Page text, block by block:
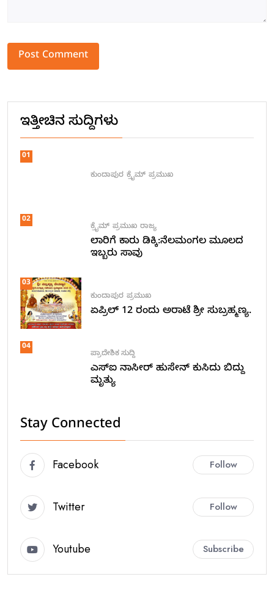
ಇತ್ತೀಚಿನ ಸುದ್ದಿಗಳು
01
ಕುಂದಾಪುರ ಕ್ರೈಮ್ ಪ್ರಮುಖ
02
ಕ್ರೈಮ್ ಪ್ರಮುಖ ರಾಜ್ಯ
ಲಾರಿಗೆ ಕಾರು ಡಿಕ್ಕಿ:ನೆಲಮಂಗಲ ಮೂಲದ
ಇಬ್ಬರು ಸಾವು
03
ಕುಂದಾಪುರ ಪ್ರಮುಖ
ಏಪ್ರಿಲ್ 12 ರಂದು ಅರಾಟೆ ಶ್ರೀ ಸುಬ್ರಹ್ಮಣ್ಯ.
04
ಪ್ರಾದೇಶಿಕ ಸುದ್ದಿ
ಎಸ್ಐ ನಾಸೀರ್ ಹುಸೇನ್ ಕುಸಿದು ಬಿದ್ದು
ಮೃತ್ಯು
Stay Connected
Facebook Follow
Twitter Follow
Youtube Subscribe